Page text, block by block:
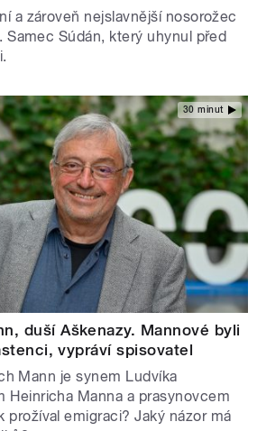
a zároveň nejslavnější nosorožec
Samec Súdán, který uhynul před
30 minut
duší Aškenazy. Mannové byli
vypráví spisovatel
Mann je synem Ludvíka
Heinricha Manna a prasynovcem
prožíval emigraci? Jaký názor má